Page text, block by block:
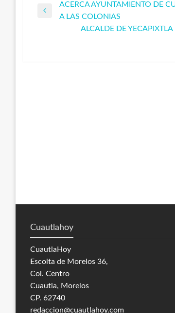
Navegación
Entrada
ACERCA AYUNTAMIENTO DE
A LAS COLONIAS
ALCALDE DE
Cuautlahoy
CuautlaHoy
Escolta de Morelos 36,
Col. Centro
Cuautla, Morelos
CP. 62740
redaccion@cuautlahoy.com